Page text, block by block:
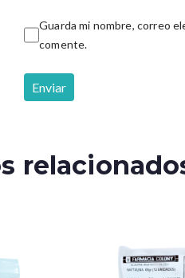
Guarda mi nombre, correo
comente.